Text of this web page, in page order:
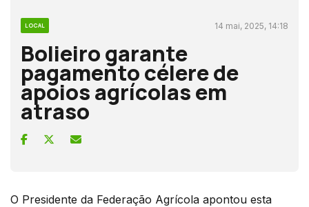
LOCAL 14 mai, 2025, 14:18
Bolieiro garante
pagamento célere de
apoios agrícolas em
atraso
O Presidente da Federação Agrícola apontou esta